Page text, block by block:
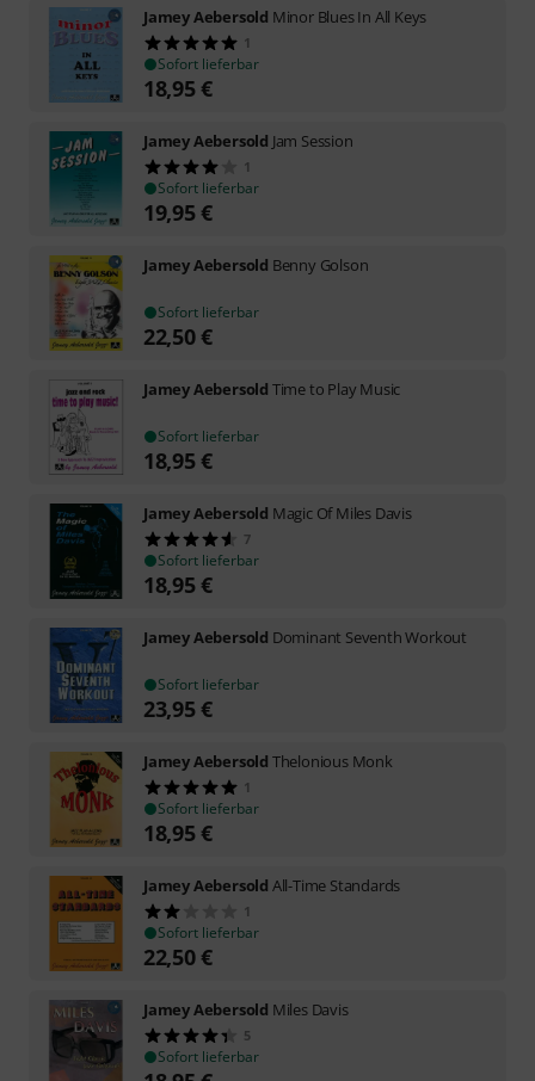
Jamey Aebersold Minor Blues In All Keys
1
Sofort lieferbar
18,95€
Jamey Aebersold Jam Session
1
Sofort lieferbar
19,95€
Jamey Aebersold Benny Golson
Sofort lieferbar
22,50€
Jamey Aebersold Time to Play Music
Sofort lieferbar
18,95€
Jamey Aebersold Magic Of Miles Davis
7
Sofort lieferbar
18,95€
Jamey Aebersold Dominant Seventh Workout
Sofort lieferbar
23,95€
Jamey Aebersold Thelonious Monk
1
Sofort lieferbar
18,95€
Jamey Aebersold All-Time Standards
1
Sofort lieferbar
22,50€
Jamey Aebersold Miles Davis
5
Sofort lieferbar